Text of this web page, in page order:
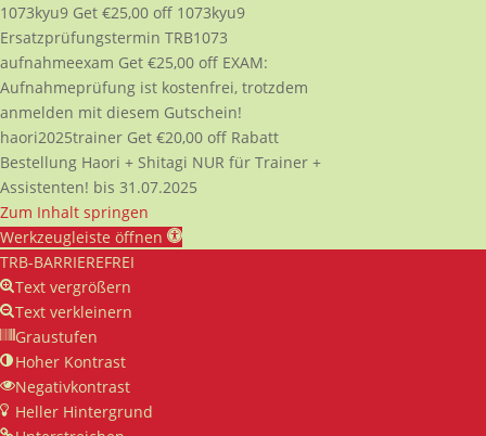
1073kyu9 Get €25,00 off 1073kyu9
Ersatzprüfungstermin TRB1073
aufnahmeexam Get €25,00 off EXAM:
Aufnahmeprüfung ist kostenfrei, trotzdem
anmelden mit diesem Gutschein!
haori2025trainer Get €20,00 off Rabatt
Bestellung Haori + Shitagi NUR für Trainer +
Assistenten! bis 31.07.2025
Zum Inhalt springen
Werkzeugleiste öffnen
TRB-BARRIEREFREI
Text vergrößern
Text verkleinern
Graustufen
Hoher Kontrast
Negativkontrast
Heller Hintergrund